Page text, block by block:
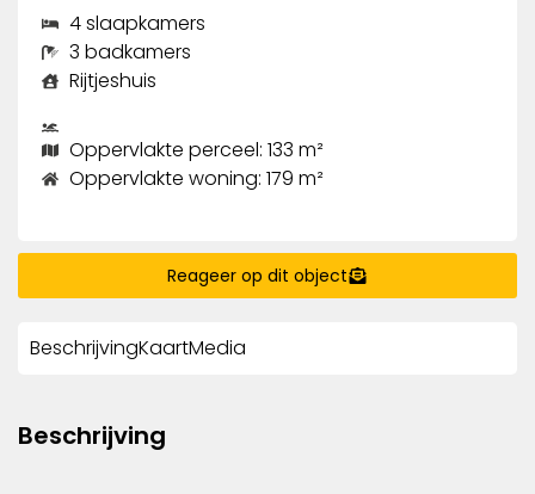
4 slaapkamers
3 badkamers
Rijtjeshuis
Oppervlakte perceel: 133 m²
Oppervlakte woning: 179 m²
Reageer op dit object
BeschrijvingKaartMedia
Beschrijving